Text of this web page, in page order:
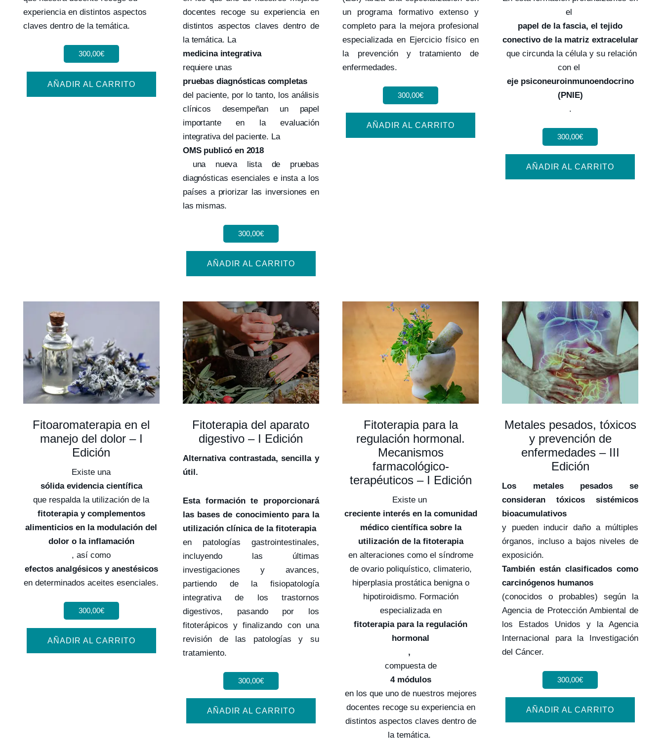
experiencia en distintos aspectos
claves dentro de la temática.
300,00€
AÑADIR AL CARRITO
docentes recoge su experiencia en
distintos aspectos claves dentro de
la temática. La
medicina integrativa
requiere unas
pruebas diagnósticas completas
del paciente, por lo tanto, los análisis
clínicos desempeñan un papel
importante en la evaluación
integrativa del paciente. La
OMS publicó en 2018
una nueva lista de pruebas
diagnósticas esenciales e insta a los
países a priorizar las inversiones en
las mismas.
300,00€
AÑADIR AL CARRITO
un programa formativo extenso y
completo para la mejora profesional
especializada en Ejercicio físico en
la prevención y tratamiento de
enfermedades.
300,00€
AÑADIR AL CARRITO
el
papel de la fascia, el tejido
conectivo de la matriz extracelular
que circunda la célula y su relación
con el
eje psiconeuroinmunoendocrino
(PNIE)
.
300,00€
AÑADIR AL CARRITO
Fitoaromaterapia en el
manejo del dolor – I
Edición
Existe una
sólida evidencia científica
que respalda la utilización de la
fitoterapia y complementos
alimenticios en la modulación del
dolor o la inflamación
, así como
efectos analgésicos y anestésicos
en determinados aceites esenciales.
300,00€
AÑADIR AL CARRITO
Fitoterapia del aparato
digestivo – I Edición
Alternativa contrastada, sencilla y
útil.
Esta formación te proporcionará
las bases de conocimiento para la
utilización clínica de la fitoterapia
en patologías gastrointestinales,
incluyendo las últimas
investigaciones y avances,
partiendo de la fisiopatología
integrativa de los trastornos
digestivos, pasando por los
fitoterápicos y finalizando con una
revisión de las patologías y su
tratamiento.
300,00€
AÑADIR AL CARRITO
Fitoterapia para la
regulación hormonal.
Mecanismos
farmacológico-
terapéuticos – I Edición
Existe un
creciente interés en la comunidad
médico científica sobre la
utilización de la fitoterapia
en alteraciones como el síndrome
de ovario poliquístico, climaterio,
hiperplasia prostática benigna o
hipotiroidismo. Formación
especializada en
fitoterapia para la regulación
hormonal
,
compuesta de
4 módulos
en los que uno de nuestros mejores
docentes recoge su experiencia en
distintos aspectos claves dentro de
la temática.
Metales pesados, tóxicos
y prevención de
enfermedades – III
Edición
Los metales pesados se
consideran tóxicos sistémicos
bioacumulativos
y pueden inducir daño a múltiples
órganos, incluso a bajos niveles de
exposición.
También están clasificados como
carcinógenos humanos
(conocidos o probables) según la
Agencia de Protección Ambiental de
los Estados Unidos y la Agencia
Internacional para la Investigación
del Cáncer.
300,00€
AÑADIR AL CARRITO